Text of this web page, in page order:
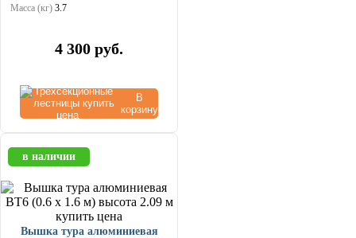
Масса (кг) 3.7
4 300 руб.
В
корзину
в наличии
Вышка тура алюминиевая